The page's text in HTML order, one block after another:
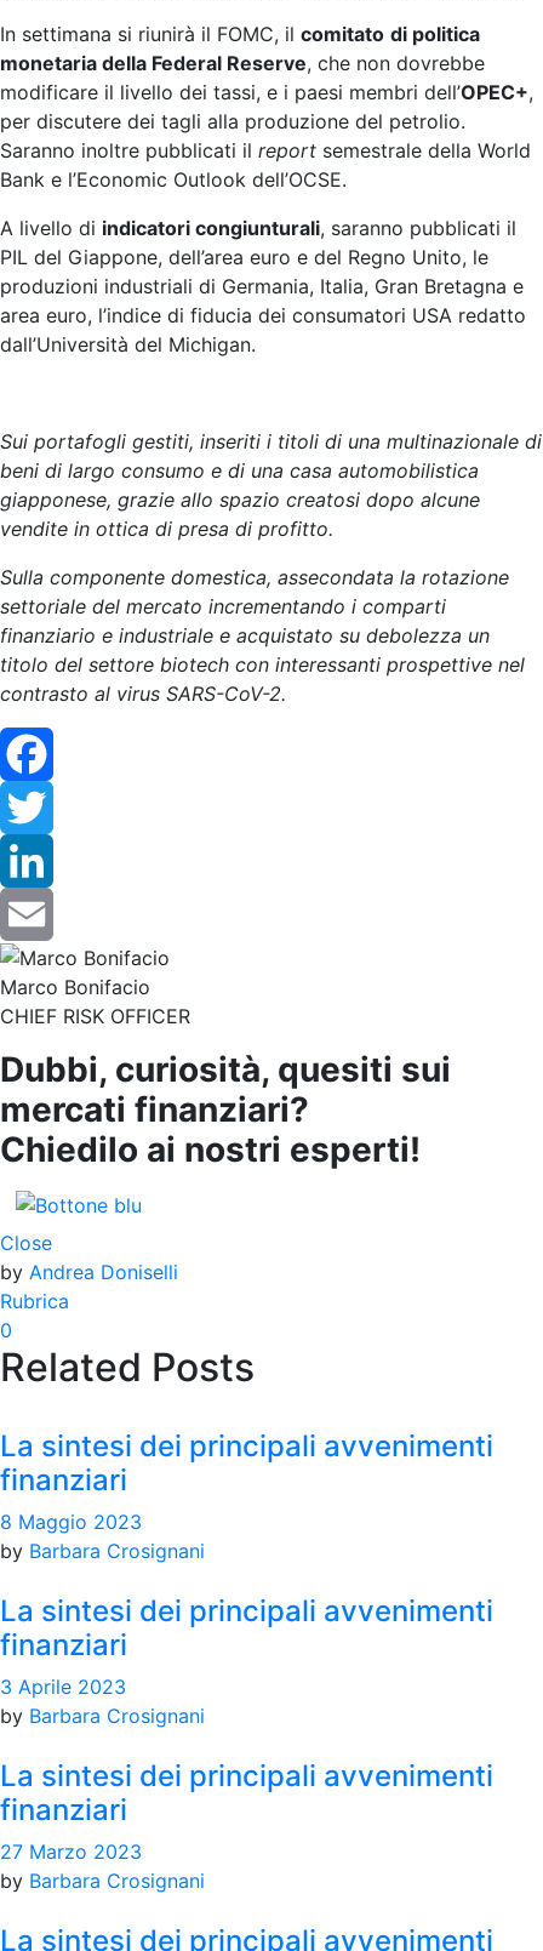
In settimana si riunirà il FOMC, il comitato di politica
monetaria della Federal Reserve, che non dovrebbe
modificare il livello dei tassi, e i paesi membri dell’OPEC+,
per discutere dei tagli alla produzione del petrolio.
Saranno inoltre pubblicati il report semestrale della World
Bank e l’Economic Outlook dell’OCSE.
A livello di indicatori congiunturali, saranno pubblicati il
PIL del Giappone, dell’area euro e del Regno Unito, le
produzioni industriali di Germania, Italia, Gran Bretagna e
area euro, l’indice di fiducia dei consumatori USA redatto
dall’Università del Michigan.
Sui portafogli gestiti, inseriti i titoli di una multinazionale di
beni di largo consumo e di una casa automobilistica
giapponese, grazie allo spazio creatosi dopo alcune
vendite in ottica di presa di profitto.
Sulla componente domestica, assecondata la rotazione
settoriale del mercato incrementando i comparti
finanziario e industriale e acquistato su debolezza un
titolo del settore biotech con interessanti prospettive nel
contrasto al virus SARS-CoV-2.
Facebook
Twitter
LinkedIn
Email
Marco Bonifacio
CHIEF RISK OFFICER
Dubbi, curiosità, quesiti sui
mercati finanziari?
Chiedilo ai nostri esperti!
Close
by Andrea Doniselli
Rubrica
0
Related Posts
La sintesi dei principali avvenimenti
finanziari
8 Maggio 2023
by Barbara Crosignani
La sintesi dei principali avvenimenti
finanziari
3 Aprile 2023
by Barbara Crosignani
La sintesi dei principali avvenimenti
finanziari
27 Marzo 2023
by Barbara Crosignani
La sintesi dei principali avvenimenti